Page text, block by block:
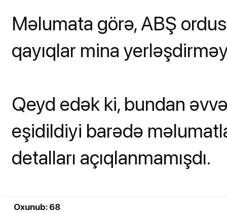
Məlumata görə, ABŞ
qayıqlar mina
Qeyd edək ki, bundan
eşidildiyi barədə
detalları açıqlanmamışdı.
Oxunub: 68